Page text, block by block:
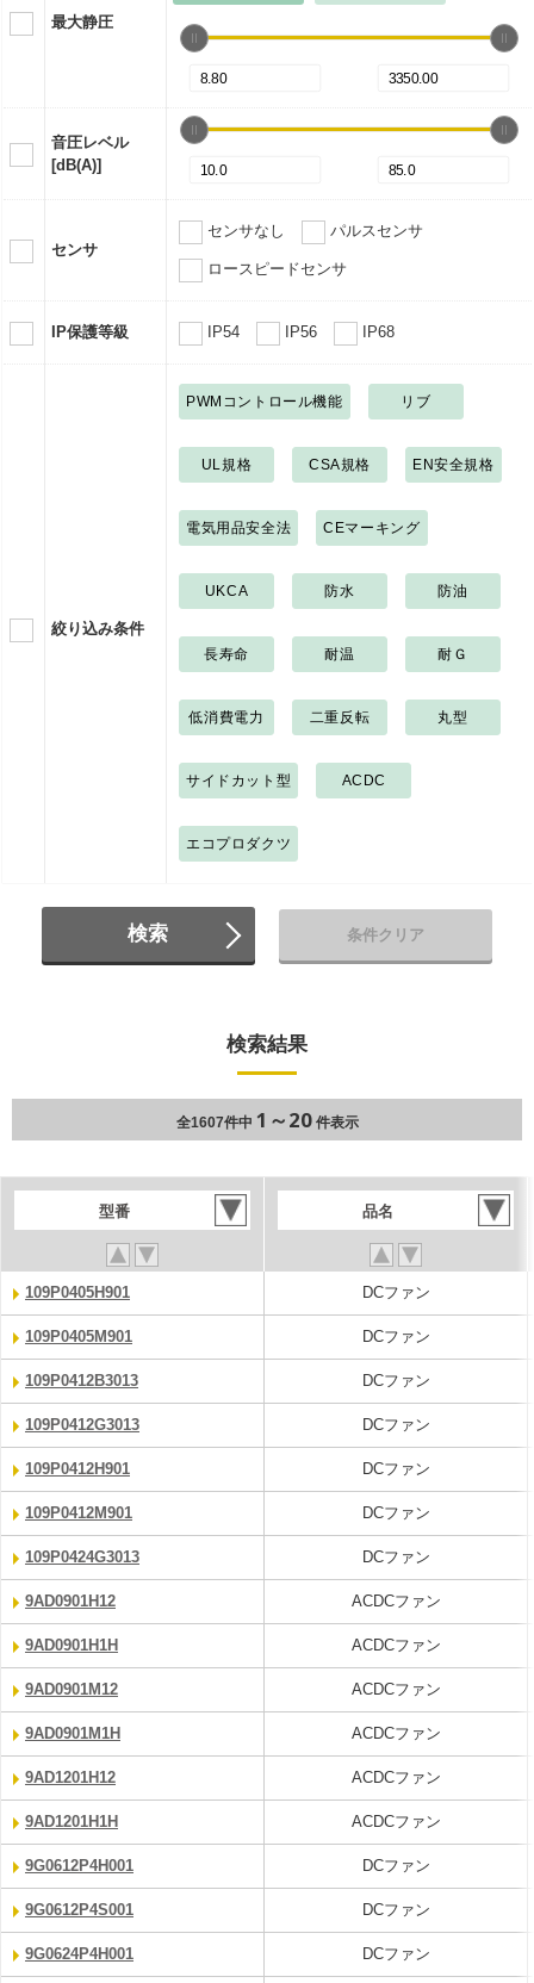
最大静圧
音圧レベル
[dB(A)]
センサ
センサなし パルスセンサ
ロースピードセンサ
IP保護等級 IP54 IP56 IP68
絞り込み条件
PWMコントロール機能 リブ
UL規格 CSA規格 EN安全規格
電気用品安全法 CEマーキング
UKCA 防水 防油
長寿命 耐温 耐Ｇ
低消費電力 二重反転 丸型
サイドカット型 ACDC
エコプロダクツ
検索 条件クリア
検索結果
全1607件中 1～20件表示
型番 品名
109P0405H901 DCファン
109P0405M901 DCファン
109P0412B3013 DCファン
109P0412G3013 DCファン
109P0412H901 DCファン
109P0412M901 DCファン
109P0424G3013 DCファン
9AD0901H12 ACDCファン
9AD0901H1H ACDCファン
9AD0901M12 ACDCファン
9AD0901M1H ACDCファン
9AD1201H12 ACDCファン
9AD1201H1H ACDCファン
9G0612P4H001 DCファン
9G0612P4S001 DCファン
9G0624P4H001 DCファン